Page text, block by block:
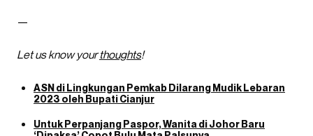
—
Let us know yourthoughts!
ASN di Lingkungan Pemkab Dilarang Mudik Lebaran
2023 oleh Bupati Cianjur
Untuk Perpanjang Paspor, Wanita di Johor Baru